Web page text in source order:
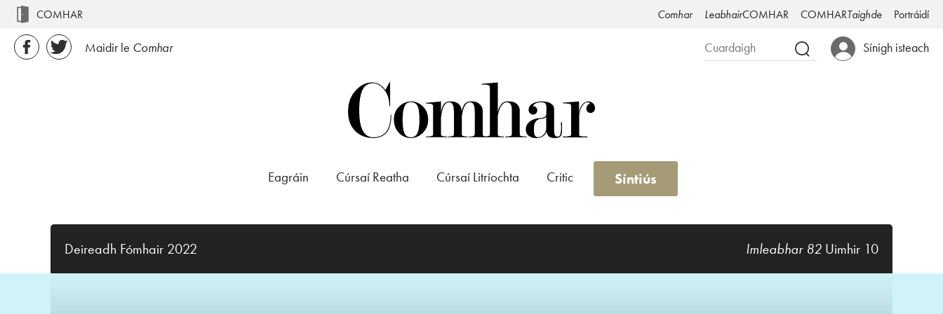
COMHAR Comhar LeabhairCOMHAR COMHARTaighde Portráidí
Sínigh isteach
Eagráin Cúrsaí Reatha Cúrsaí Litríochta Critic Síntiús
Maidir le Comhar
Deireadh Fómhair 2022 Imleabhar 82 Uimhir 10